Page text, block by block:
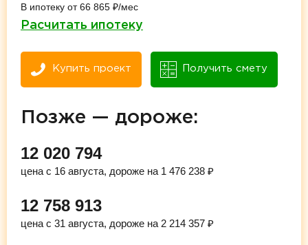
В ипотеку от 66 865 ₽/мес
Расчитать ипотеку
Купить проект Получить смету
Позже — дороже:
12 020 794
цена с 16 августа, дороже на 1 476 238 ₽
12 758 913
цена с 31 августа, дороже на 2 214 357 ₽